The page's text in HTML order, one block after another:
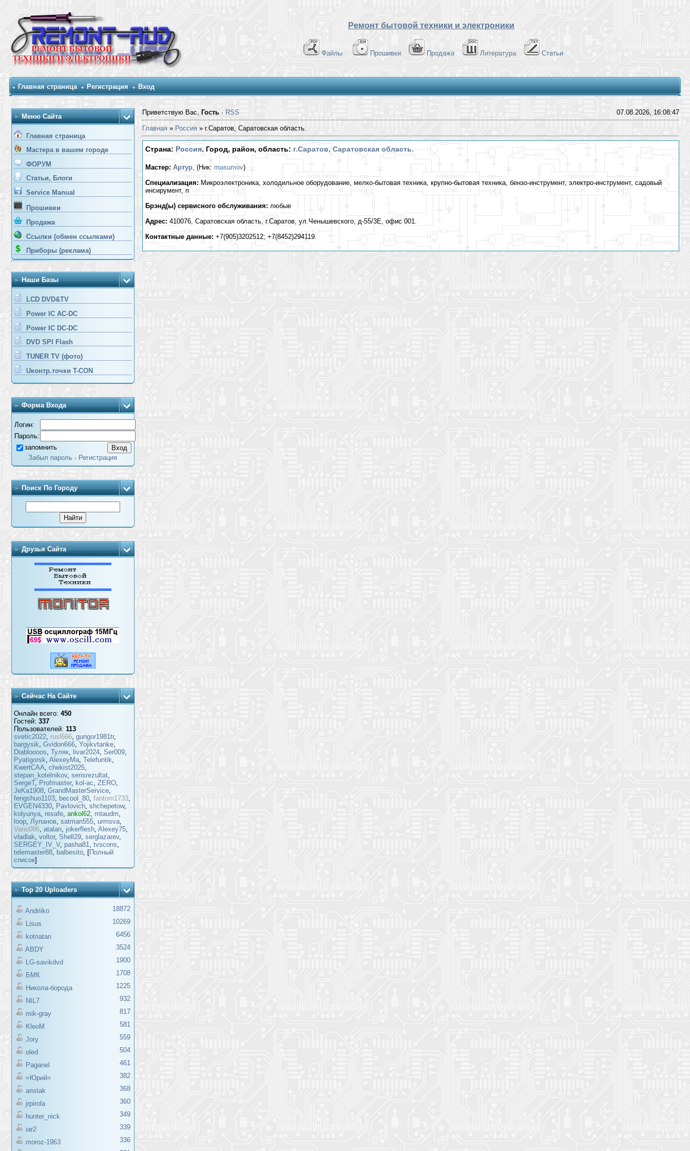
Ремонт бытовой техники и электроники
Файлы Прошивки Продажа Литература Статьи
Главная страница Регистрация Вход
Меню Сайта
Главная страница
Мастера в вашем городе
ФОРУМ
Статьи, Блоги
Service Manual
Прошивки
Продажа
Ссылки (обмен ссылками)
Приборы (реклама)
Наши Базы
LCD DVD&TV
Power IC AC-DC
Power IC DC-DC
DVD SPI Flash
TUNER TV (фото)
Uконтр.точки T-CON
Форма Входа
Логин:
Пароль:
запомнить
Забыл пароль · Регистрация
Поиск По Городу
Друзья Сайта
Сейчас На Сайте
Онлайн всего: 450
Гостей: 337
Пользователей: 113
svetic2022, rusl666, gungor1981tr,
bargysik, Gvidon666, Yojikvtanke,
Diabloooos, Туляк, livar2024, Ser009,
Pyatigorsk, AlexeyMa, Telefuntik,
KwertCAA, chekist2025,
stepan_kotelnikov, serisrezultat,
SergeT, Profmaster, kol-ac, ZERO,
JeKa1908, GrandMasterService,
fengshuo1103, becool_80, fantom1733,
EVGEN4330, Pavlovich, shchepetow,
kolyunya, resafe, ankol62, mtaudm,
loop, Лупанов, satman555, urmsva,
Vano086, atalan, jokerflesh, Alexey75,
vladlak, voltor, Shell29, serglazarev,
SERGEY_IV_V, pasha81, tvscons,
telemaster88, balbesito, [Полный
список]
Top 20 Uploaders
Andriiko
18872
Lisus
10269
kotnatan
6456
ABDY
3524
LG-savikdvd
1900
БМК
1708
Никола-борода
1225
NIL7
932
mik-gray
817
KleoM
581
Jory
559
oled
504
Paganel
461
=Юрий=
382
aristak
368
jrpirola
360
hunter_nick
349
iar2
339
moroz-1963
336
Приветствую Вас, Гость· RSS 07.08.2026, 16:08:47
Главная» Россия » г.Саратов, Саратовская область.
Страна: Россия. Город, район, область:г.Саратов, Саратовская область.
Мастер: Артур, (Ник: masumov)
Специализация:Микроэлектроника, холодильное оборудование, мелко-бытовая техника, крупно-бытовая техника, бензо-инструмент, электро-инструмент, садовый
инсирумент, п
Брэнд(ы) сервисного обслуживания: любые
Адрес: 410076, Саратовская область, г.Саратов, ул.Ченышевского, д-55/3Е, офис 001.
Контактные данные: +7(905)3202512; +7(8452)294119.